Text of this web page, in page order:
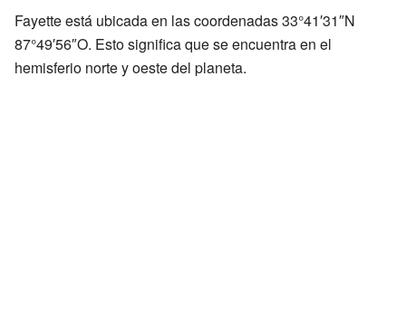
Fayette está ubicada en las coordenadas 33°41′31″N
87°49′56″O. Esto significa que se encuentra en el
hemisferio norte y oeste del planeta.